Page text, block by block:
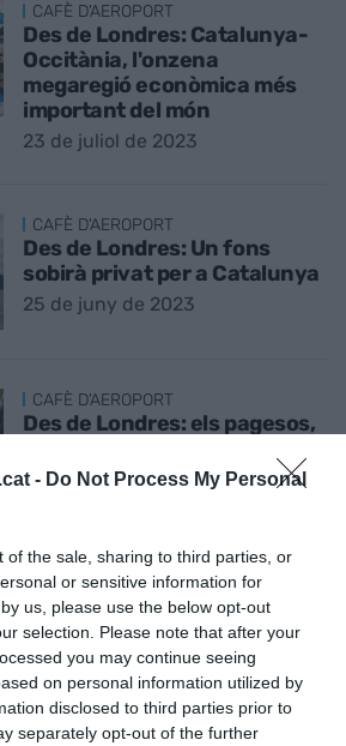
- Do Not Process My Personal
of the sale, sharing to third parties, or
or sensitive information for
us, please use the below opt-out
selection. Please note that after your
you may continue seeing
on personal information utilized by
disclosed to third parties prior to
separately opt-out of the further
CAFÈ D'AEROPORT
Des de Londres: Catalunya-
Occitània, l'onzena
megaregió econòmica més
important del món
23 de juliol de 2023
CAFÈ D'AEROPORT
Des de Londres: Un fons
sobirà privat per a Catalunya
25 de juny de 2023
CAFÈ D'AEROPORT
Des de Londres: els pagesos,
'blockchain'
CAFÈ D'AEROPORT
Des de Londres: Sant Jordi i
el 'Made in Catalonia'
23 d’abril de 2023